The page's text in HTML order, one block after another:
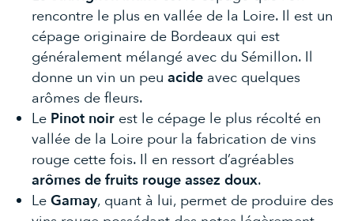
rencontre le plus en vallée de la Loire. Il est un
cépage originaire de Bordeaux qui est
généralement mélangé avec du Sémillon. Il
donne un vin un peu acide avec quelques
arômes de fleurs.
Le Pinot noir est le cépage le plus récolté en
vallée de la Loire pour la fabrication de vins
rouge cette fois. Il en ressort d’agréables
arômes de fruits rouge assez doux.
Le Gamay, quant à lui, permet de produire des